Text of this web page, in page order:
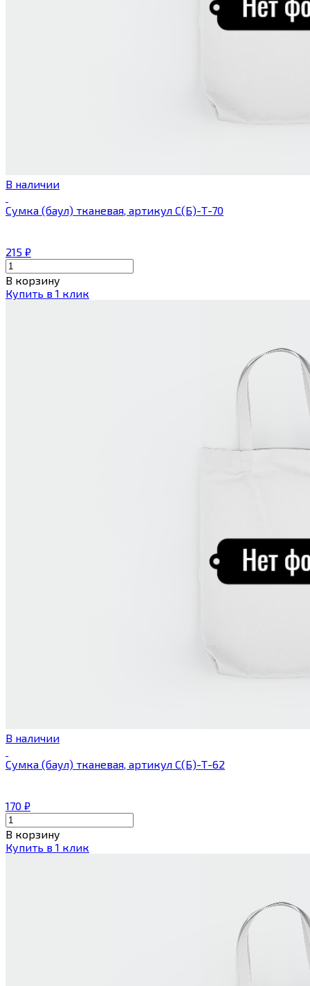
В наличии
Сумка (баул) тканевая, артикул С(Б)-Т-70
215 ₽
В корзину
Купить в 1 клик
В наличии
Сумка (баул) тканевая, артикул С(Б)-Т-62
170 ₽
В корзину
Купить в 1 клик